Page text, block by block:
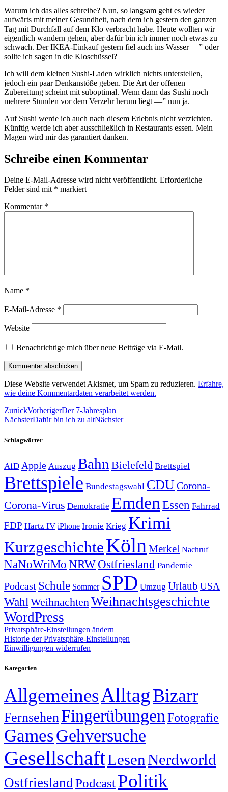
Warum ich das alles schreibe? Nun, so langsam geht es wieder
aufwärts mit meiner Gesundheit, nach dem ich gestern den ganzen
Tag mit Durchfall auf dem Klo verbracht habe. Heute wollten wir
eigentlich wandern gehen, aber dafür bin ich immer noch etwas zu
schwach. Der IKEA-Einkauf gestern fiel auch ins Wasser —” oder
sollte ich sagen in die Kloschüssel?
Ich will dem kleinen Sushi-Laden wirklich nichts unterstellen,
jedoch ein paar Denkanstöße geben. Die Art der offenen
Zubereitung scheint mit suboptimal. Wenn dann das Sushi noch
mehrere Stunden vor dem Verzehr herum liegt —” nun ja.
Auf Sushi werde ich auch nach diesem Erlebnis nicht verzichten.
Künftig werde ich aber ausschließlich in Restaurants essen. Mein
Magen wird mir das garantiert danken.
Schreibe einen Kommentar
Deine E-Mail-Adresse wird nicht veröffentlicht. Erforderliche
Felder sind mit * markiert
Kommentar *
Name *
E-Mail-Adresse *
Website
Benachrichtige mich über neue Beiträge via E-Mail.
Diese Website verwendet Akismet, um Spam zu reduzieren. Erfahre,
wie deine Kommentardaten verarbeitet werden.
ZurückVorherigerDer 7-Jahresplan
NächsterDafür bin ich zu altNächster
Schlagwörter
AfD Apple Auszug Bahn Bielefeld Brettspiel
Brettspiele Bundestagswahl CDUCorona-
Corona-Virus Demokratie Emden Essen Fahrrad
FDP Hartz IV iPhone Ironie Krieg Krimi
KurzgeschichteKöln Merkel Nachruf
NaNoWriMo NRWOstfriesland Pandemie
Podcast Schule Sommer SPD Umzug Urlaub USA
Wahl Weihnachten Weihnachtsgeschichte
WordPress
Privatsphäre-Einstellungen ändern
Historie der Privatsphäre-Einstellungen
Einwilligungen widerrufen
Kategorien
AllgemeinesAlltagBizarr
FernsehenFingerübungen Fotografie
GamesGehversuche
GesellschaftLesenNerdworld
OstfrieslandPodcastPolitik